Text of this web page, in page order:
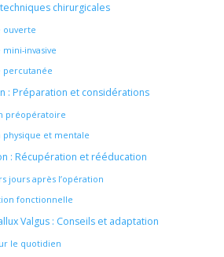
chirurgicales
ouverte
invasive
percutanée
: Préparation et considérations
préopératoire
physique et mentale
: Récupération et rééducation
jours après l’opération
fonctionnelle
Valgus : Conseils et adaptation
le quotidien